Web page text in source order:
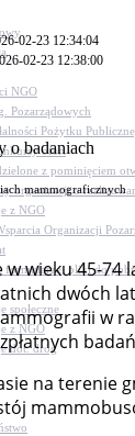
NGO
Pozarządowych
Pożytku
ofert
z pominięciem
organizacji o
z NGO
Organizacji
formularze, pliki do
społeczne
z NGO
dot. dróg
02-23 12:34:04
02-23 12:38:00
mammograficznych
w wieku 45-74
dwóch
w
na terenie